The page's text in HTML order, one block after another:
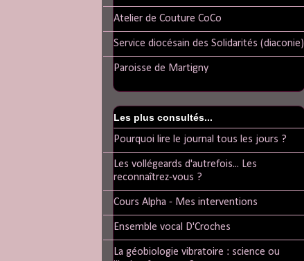
Atelier de Couture CoCo
Service diocésain des Solidarités (diaconie)
Paroisse de Martigny
Les plus consultés...
Pourquoi lire le journal tous les jours ?
Les vollégeards d'autrefois... Les
reconnaîtrez-vous ?
Cours Alpha - Mes interventions
Ensemble vocal D'Croches
La géobiologie vibratoire : science ou